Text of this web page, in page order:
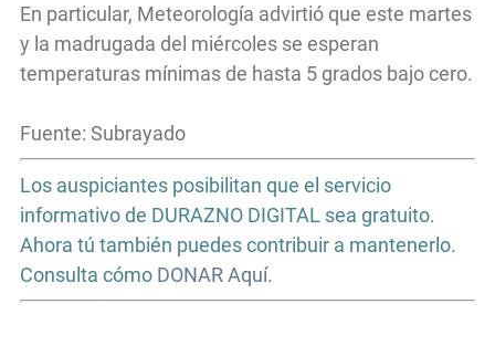
En particular, Meteorología advirtió que este martes
y la madrugada del miércoles se esperan
temperaturas mínimas de hasta 5 grados bajo cero.
Fuente: Subrayado
Los auspiciantes posibilitan que el servicio
informativo de DURAZNO DIGITAL sea gratuito.
Ahora tú también puedes contribuir a mantenerlo.
Consulta cómo DONAR Aquí.